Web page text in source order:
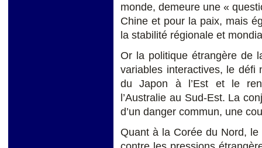
monde, demeure une «
Chine et pour la paix, mais
la stabilité régionale et
Or la politique étrangère de
variables interactives, le défi
du Japon à l’Est et le
l’Australie au Sud-Est. La
d’un danger commun, une
Quant à la Corée du Nord,